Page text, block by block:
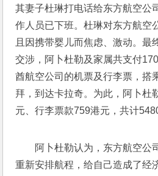
其妻子杜琳打电话给东方航空公
作人员已下班。杜琳对东方航空
且因携带婴儿而焦虑、激动。最
交涉，阿卜杜勒及家属共支付
酋航空公司的机票及行李票，搭
拜，到达卡拉奇。为此，阿卜杜
元、行李票款759港元，共计
阿卜杜勒认为，东方航空公
重新安排航程，给自己造成了经